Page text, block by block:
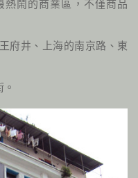
鬧的商業區，不僅商品
府井、上海的南京路、東